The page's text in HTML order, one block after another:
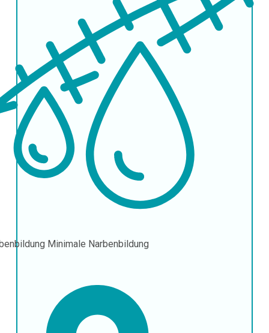
Minimale Narbenbildung